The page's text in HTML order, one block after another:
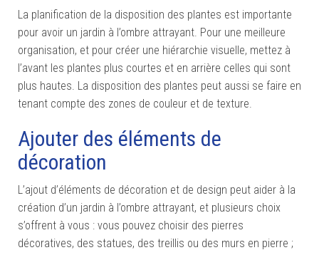
La planification de la disposition des plantes est importante
pour avoir un jardin à l’ombre attrayant. Pour une meilleure
organisation, et pour créer une hiérarchie visuelle, mettez à
l’avant les plantes plus courtes et en arrière celles qui sont
plus hautes. La disposition des plantes peut aussi se faire en
tenant compte des zones de couleur et de texture.
Ajouter des éléments de
décoration
L’ajout d’éléments de décoration et de design peut aider à la
création d’un jardin à l’ombre attrayant, et plusieurs choix
s’offrent à vous : vous pouvez choisir des pierres
décoratives, des statues, des treillis ou des murs en pierre ;